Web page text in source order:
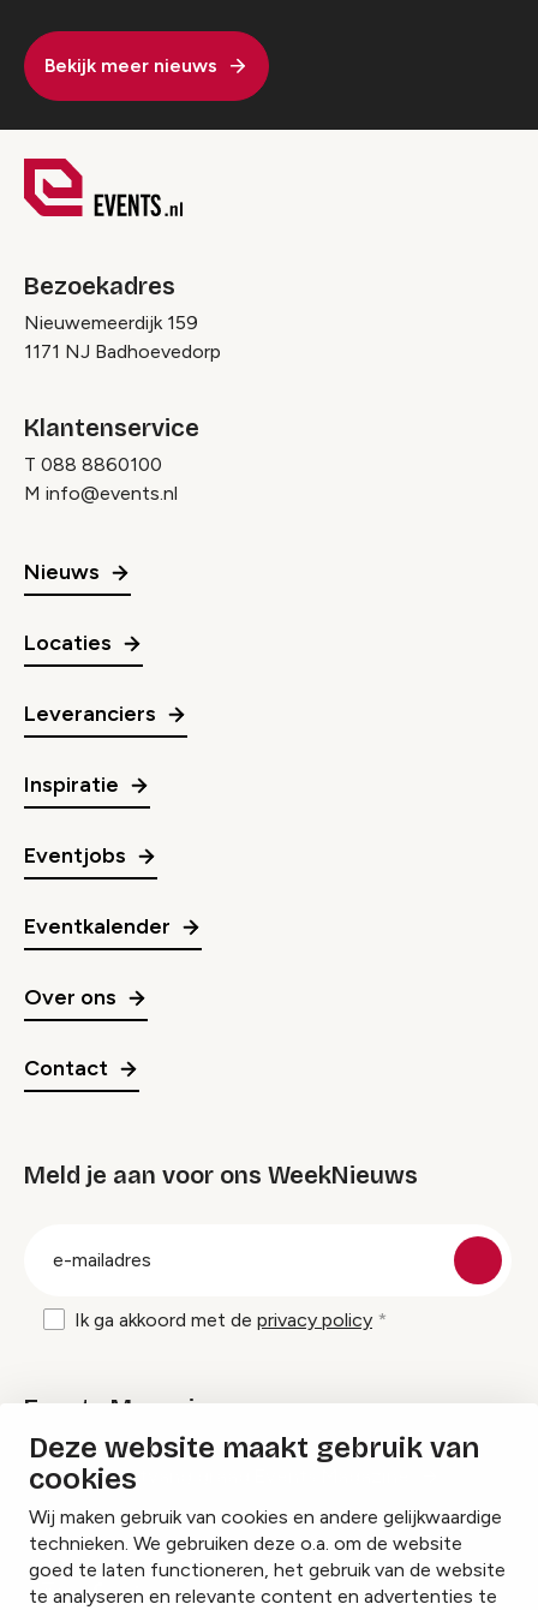
Deze website maakt gebruik van
cookies
Wij maken gebruik van cookies en andere gelijkwaardige
technieken. We gebruiken deze o.a. om de website
goed te laten functioneren, het gebruik van de website
te analyseren en relevante content en advertenties te
Bekijk meer nieuws
Bezoekadres
Nieuwemeerdijk 159
1171 NJ Badhoevedorp
Klantenservice
T 088 8860100
M info@events.nl
Nieuws
Locaties
Leveranciers
Inspiratie
Eventjobs
Eventkalender
Over ons
Contact
Meld je aan voor ons WeekNieuws
Ik ga akkoord met de privacy policy
Events Magazine
Ik ontvang graag Events Magazine